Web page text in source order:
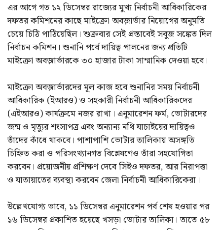
এর আগে গত ১২ ডিসেম্বর রাজ্যের মুখ্য নির্বাচনী আধিকারিকের
দফতর কমিশনের কাছে মাইক্রো অবজ়ার্ভার নিয়োগের অনুমতি
চেয়ে চিঠি পাঠিয়েছিল। শুক্রবার সেই প্রস্তাবেই সবুজ সঙ্কেত দিল
নির্বাচন কমিশন। শুনানি পর্বে দায়িত্ব পালনের জন্য প্রতিটি
মাইক্রো অবজ়ার্ভারকে ৩০ হাজার টাকা সাম্মানিক দেওয়া হবে।
মাইক্রো অবজ়ার্ভারদের মূল কাজ হবে শুনানির সময় নির্বাচনী
আধিকারিক (ইআরও) ও সহকারী নির্বাচনী আধিকারিকদের
(এইআরও) কার্যক্রমে নজর রাখা। এনুমারেশন ফর্ম, ভোটারদের
জন্ম ও মৃত্যুর শংসাপত্র এবং অন্যান্য নথি যাচাইয়ের দায়িত্বও
তাঁদের কাঁধে থাকবে। পাশাপাশি ভোটার তালিকায় অসঙ্গতি
চিহ্নিত করা ও পরিসংখ্যানগত বিশ্লেষণেও তাঁরা সহযোগিতা
করবেন। প্রয়োজনীয় প্রশিক্ষণ দেবে সিইও দফতর, আর নিরাপত্তা
ও যাতায়াতের ব্যবস্থা করবেন জেলা নির্বাচনী আধিকারিকেরা।
উল্লেখযোগ্য ভাবে, ১১ ডিসেম্বর এনুমারেশন পর্ব শেষ হওয়ার পর
১৬ ডিসেম্বর প্রকাশিত হয়েছে খসড়া ভোটার তালিকা। তাতে ৫৮